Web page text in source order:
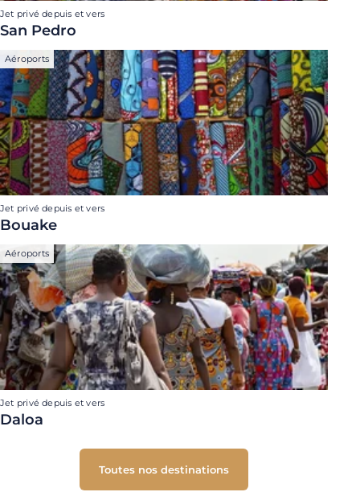
Jet privé depuis et vers
San Pedro
Aéroports
Jet privé depuis et vers
Bouake
Aéroports
Jet privé depuis et vers
Daloa
Toutes nos destinations